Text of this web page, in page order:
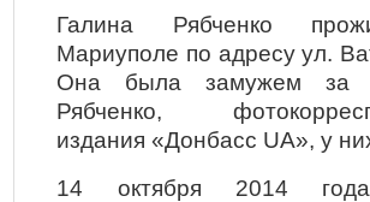
Галина Рябченко
Мариуполе по адресу ул.
Она была замужем за
Рябченко,
издания «Донбасс UA», у
14 октября 2014